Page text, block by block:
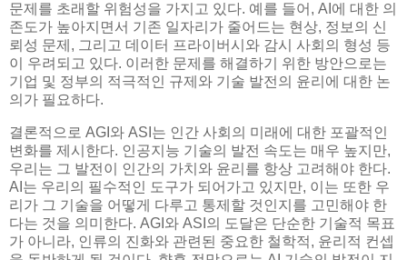
문제를 초래할 위험성을 가지고 있다. 예를 들어, AI에 대한 의
존도가 높아지면서 기존 일자리가 줄어드는 현상, 정보의 신
뢰성 문제, 그리고 데이터 프라이버시와 감시 사회의 형성 등
이 우려되고 있다. 이러한 문제를 해결하기 위한 방안으로는
기업 및 정부의 적극적인 규제와 기술 발전의 윤리에 대한 논
의가 필요하다.
결론적으로 AGI와 ASI는 인간 사회의 미래에 대한 포괄적인
변화를 제시한다. 인공지능 기술의 발전 속도는 매우 높지만,
우리는 그 발전이 인간의 가치와 윤리를 항상 고려해야 한다.
AI는 우리의 필수적인 도구가 되어가고 있지만, 이는 또한 우
리가 그 기술을 어떻게 다루고 통제할 것인지를 고민해야 한
다는 것을 의미한다. AGI와 ASI의 도달은 단순한 기술적 목표
가 아니라, 인류의 진화와 관련된 중요한 철학적, 윤리적 컨셉